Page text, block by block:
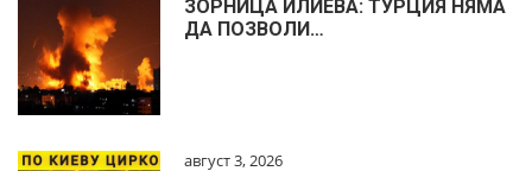
ЗОРНИЦА ИЛИЕВА: ТУРЦИЯ НЯМА
ДА ПОЗВОЛИ…
август 3, 2026